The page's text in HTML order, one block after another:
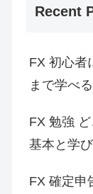
Recent
FX 初心者
まで学べ
FX 勉強
基本と学
FX 確定申